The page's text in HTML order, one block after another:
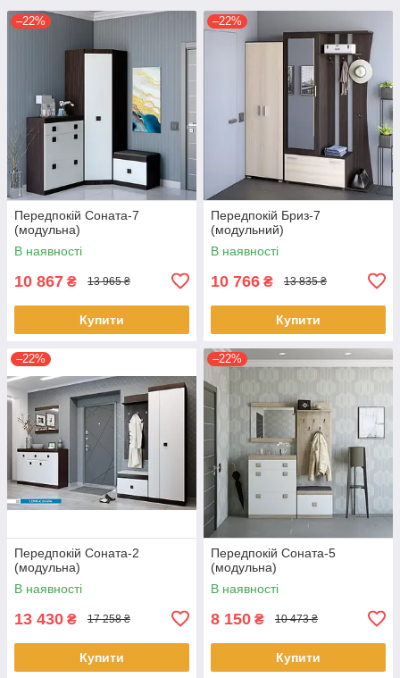
–22%
Передпокій Соната-7
(модульна)
В наявності
10 867 ₴ 13 965 ₴
Купити
–22%
Передпокій Бриз-7
(модульний)
В наявності
10 766 ₴ 13 835 ₴
Купити
–22%
Передпокій Соната-2
(модульна)
В наявності
13 430 ₴ 17 258 ₴
Купити
–22%
Передпокій Соната-5
(модульна)
В наявності
8 150 ₴ 10 473 ₴
Купити